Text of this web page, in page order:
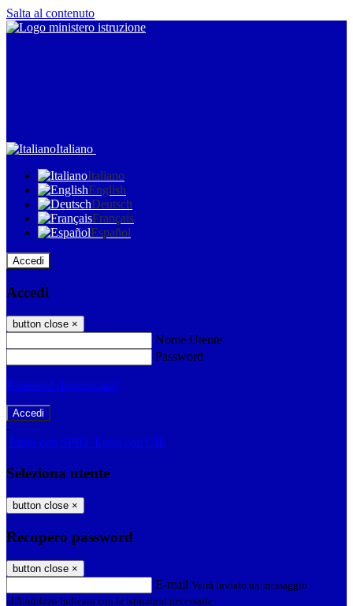
Salta al contenuto
Italiano
Italiano
English
Deutsch
Français
Español
Accedi
Accedi
button close ×
Nome Utente
Password
Password dimenticata?
-
Entra con SPID Entra con CIE
Seleziona utente
button close ×
Recupero password
button close ×
E-mail Verrà inviato un messaggio
all'indirizzo indicato con le istruzioni necessarie.